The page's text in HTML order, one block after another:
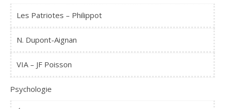
Les Patriotes – Philippot
N. Dupont-Aignan
VIA – JF Poisson
Psychologie